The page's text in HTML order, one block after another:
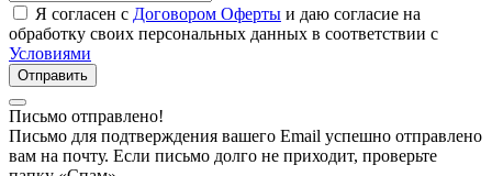
Я согласен с Договором Оферты и даю согласие на
обработку своих персональных данных в соответствии с
Условиями
Отправить
Письмо отправлено!
Письмо для подтверждения вашего Email успешно отправлено
вам на почту. Если письмо долго не приходит, проверьте